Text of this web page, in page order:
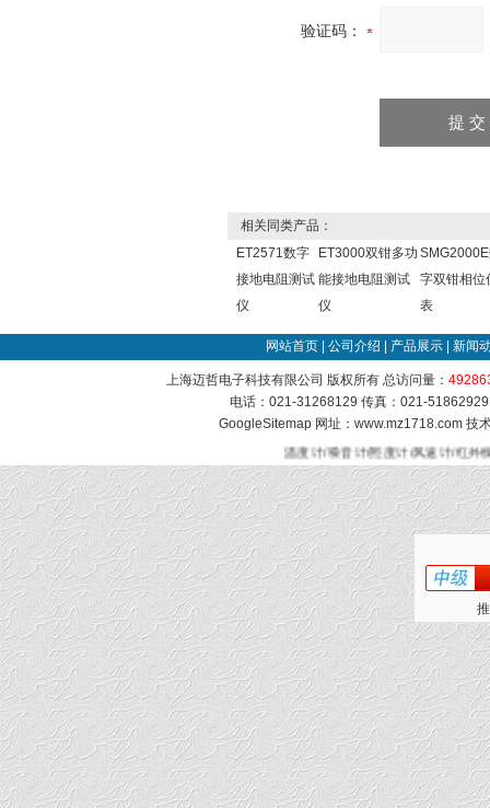
验证码：
相关同类产品：
ET2571数字
接地电阻测试
仪
ET3000双钳多功
能接地电阻测试
仪
字双钳相位
表
网站首页 公司介绍 产品展示 新闻
上海迈哲电子科技有限公司 版权所有 总访问量：
电话：021-31268129 传真：021-
GoogleSitemap网址：www.mz1718.com 技
温度计/噪音计/照度计/风速计/红外